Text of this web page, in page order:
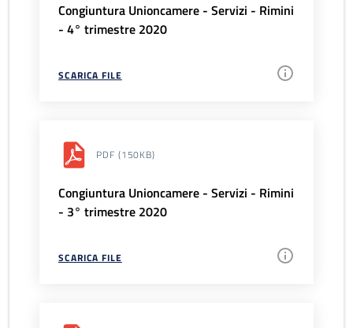
Congiuntura Unioncamere - Servizi - Rimini
- 4° trimestre 2020
SCARICA FILE
PDF (150KB)
Congiuntura Unioncamere - Servizi - Rimini
- 3° trimestre 2020
SCARICA FILE